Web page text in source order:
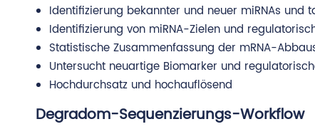
Identifizierung bekannter und neuer miRNAs und
Identifizierung von miRNA-Zielen und
Statistische Zusammenfassung der mRNA-
Untersucht neuartige Biomarker und
Hochdurchsatz und hochauflösend
Degradom-Sequenzierungs-Workflow